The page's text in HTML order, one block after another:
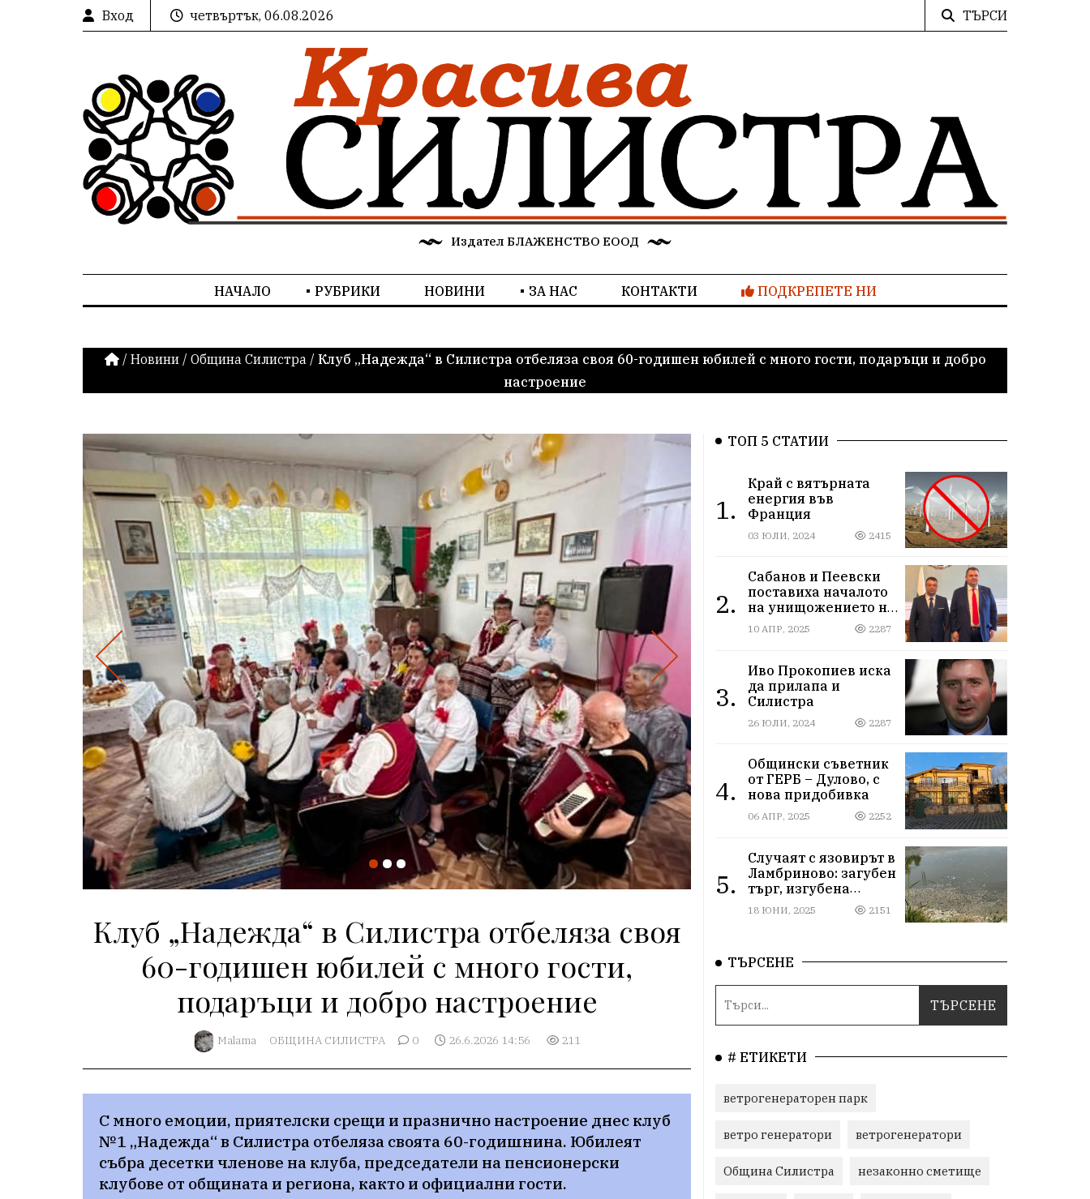
Вход четвъртък, 06.08.2026 ТЪРСИ
Издател БЛАЖЕНСТВО ЕООД
НАЧАЛО РУБРИКИ НОВИНИ ЗА НАС КОНТАКТИ ПОДКРЕПЕТЕ НИ
/ Новини / Община Силистра / Клуб „Надежда“ в Силистра отбеляза своя 60-годишен юбилей с много гости, подаръци и добро
настроение
Клуб „Надежда“ в Силистра отбеляза своя
60-годишен юбилей с много гости,
подаръци и добро настроение
Malama ОБЩИНА СИЛИСТРА 0 26.6.2026 14:56 211
С много емоции, приятелски срещи и празнично настроение днес клуб
№1 „Надежда“ в Силистра отбеляза своята 60-годишнина. Юбилеят
събра десетки членове на клуба, председатели на пенсионерски
клубове от общината и региона, както и официални гости.
ТОП 5 СТАТИИ
1.
Край с вятърната
енергия във
Франция
03 ЮЛИ, 2024 2415
2.
Сабанов и Пеевски
поставиха началото
на унищожението на
Силистра
10 АПР, 2025 2287
3.
Иво Прокопиев иска
да прилапа и
Силистра
26 ЮЛИ, 2024 2287
4.
Общински съветник
от ГЕРБ – Дулово, с
нова придобивка
06 АПР, 2025 2252
5.
Случаят с язовирът в
Ламбриново: загубен
търг, изгубена
природа
18 ЮНИ, 2025 2151
ТЪРСЕНЕ
# ЕТИКЕТИ
ветрогенераторен парк
ветро генератори ветрогенератори
Община Силистра незаконно сметище